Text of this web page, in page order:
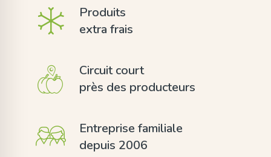
Produits
extra frais
Circuit court
près des producteurs
Entreprise familiale
depuis 2006